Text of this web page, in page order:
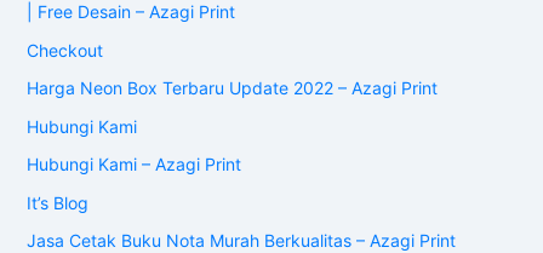
| Free Desain – Azagi Print
Checkout
Harga Neon Box Terbaru Update 2022 – Azagi Print
Hubungi Kami
Hubungi Kami – Azagi Print
It’s Blog
Jasa Cetak Buku Nota Murah Berkualitas – Azagi Print